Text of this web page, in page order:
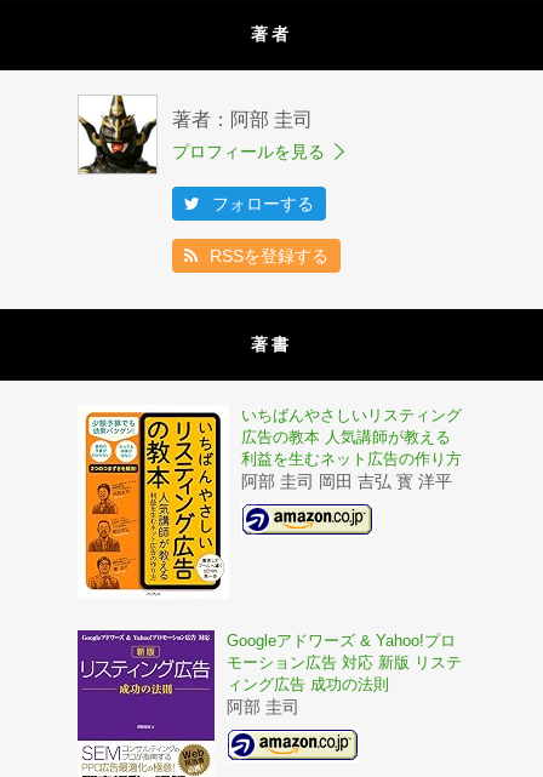
著者
著者：阿部 圭司
プロフィールを見る
フォローする
RSSを登録する
著書
いちばんやさしいリスティング
広告の教本 人気講師が教える
利益を生むネット広告の作り方
阿部 圭司 岡田 吉弘 寳 洋平
Googleアドワーズ & Yahoo!プロ
モーション広告 対応 新版 リステ
ィング広告 成功の法則
阿部 圭司